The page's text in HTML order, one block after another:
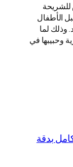
الأطفال
وذلك لما
وحبيبها في